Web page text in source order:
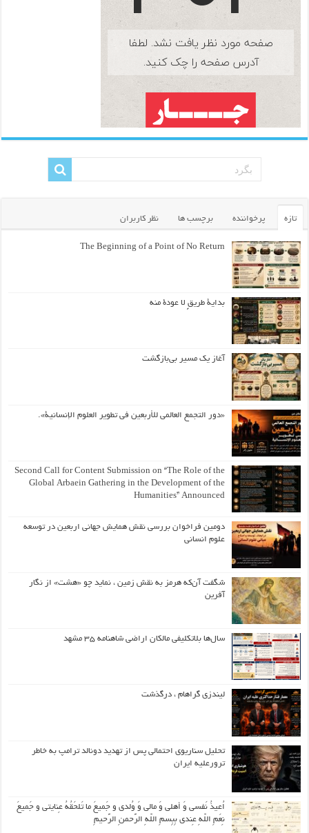
تازه پرخواننده برچسب ها نظر کاربران
The Beginning of a Point of No Return
بداية طريقٍ لا عودة منه
آغاز یک مسیر بی‌بازگشت
«دور التجمع العالمي للأربعين في تطوير العلوم الإنسانية».
Second Call for Content Submission on “The Role of the
Global Arbaein Gathering in the Development of the
Humanities” Announced
دومین فراخوان بررسی نقش همایش جهانی اربعین در توسعه
علوم انسانی
شگفت آن‌که هرمز به نقش زمین ، نماید چو «هشت» از نگار
آفرین
سال‌ها بلاتکلیفی مالکان اراضی شاهنامه ۳۵ مشهد
لیندزی گراهام ، درگذشت
تحلیل سناریوی احتمالی پس از تهدید دونالد ترامپ به خاطر
ترورعلیه ایران
اُعیذُ نَفسی وَ أهلی وَ مالی وَ وُلدی و جَمیعَ ما تَلحَقُهُ عِنایتی و جَمیعَ
نِعَمِ اللّهِ عِندی بِبِسمِ اللّهِ الرَّحمنِ الرَّحیمِ